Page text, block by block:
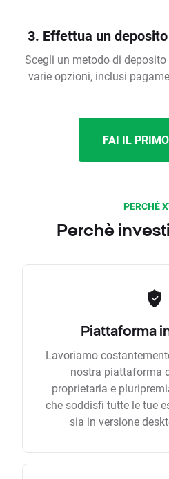
3. Effettua un
Scegli un metodo di
varie opzioni, inclusi
FAI IL
PERCHÈ
Perchè
Piattaforma
Lavoriamo
nostra piattaforma
proprietaria e
che soddisfi tutte le tue
sia in versione